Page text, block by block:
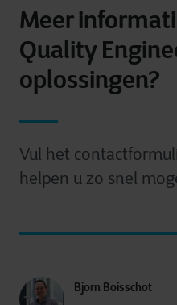
Meer
Quality
oplossingen?
Vul het
helpen u zo snel
Bjorn Boisschot